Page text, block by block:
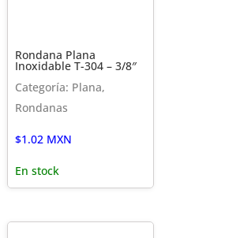
Rondana Plana
Inoxidable T-304 – 3/8″
Categoría: Plana,
Rondanas
$1.02 MXN
En stock